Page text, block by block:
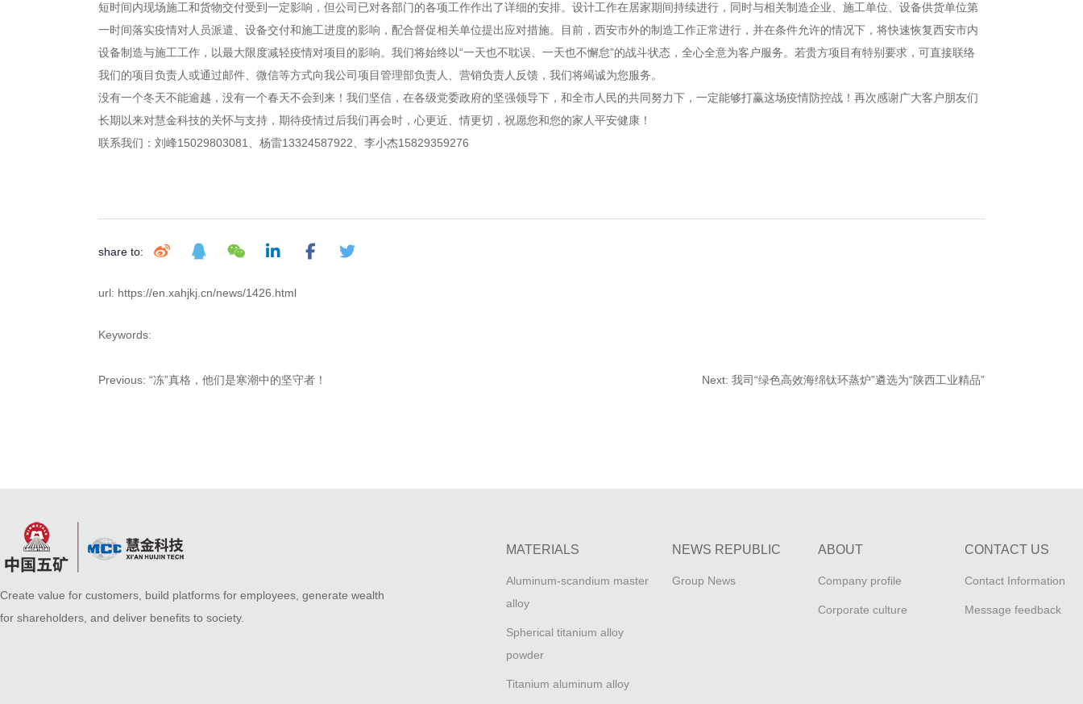
短时间内现场施工和货物交付受到一定影响，但公司已对各部门的各项工作作出了详细的安排。设计工作在居家期间持续进行，同时与相关制造企业、施工单位、设备供货单位第
一时间落实疫情对人员派遣、设备交付和施工进度的影响，配合督促相关单位提出应对措施。目前，西安市外的制造工作正常进行，并在条件允许的情况下，将快速恢复西安市内
设备制造与施工工作，以最大限度减轻疫情对项目的影响。我们将始终以“一天也不耽误、一天也不懈怠”的战斗状态，全心全意为客户服务。若贵方项目有特别要求，可直接联络
我们的项目负责人或通过邮件、微信等方式向我公司项目管理部负责人、营销负责人反馈，我们将竭诚为您服务。
没有一个冬天不能逾越，没有一个春天不会到来！我们坚信，在各级党委政府的坚强领导下，和全市人民的共同努力下，一定能够打赢这场疫情防控战！再次感谢广大客户朋友们
长期以来对慧金科技的关怀与支持，期待疫情过后我们再会时，心更近、情更切，祝愿您和您的家人平安健康！
联系我们：刘峰15029803081、杨雷13324587922、李小杰15829359276
share to:
url: https://en.xahjkj.cn/news/1426.html
Keywords:
Previous: “冻”真格，他们是寒潮中的坚守者！ Next: 我司“绿色高效海绵钛环蒸炉”遴选为“陕西工业精品”
Create value for customers, build platforms for employees, generate wealth
for shareholders, and deliver benefits to society.
MATERIALS
Aluminum-scandium master
alloy
Spherical titanium alloy
powder
Titanium aluminum alloy
NEWS REPUBLIC
Group News
ABOUT
Company profile
Corporate culture
CONTACT US
Contact Information
Message feedback